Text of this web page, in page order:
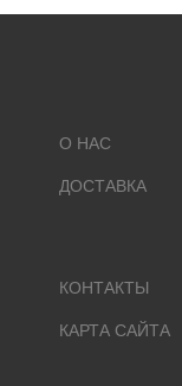
О НАС
ДОСТАВКА
КОНТАКТЫ
КАРТА САЙТА